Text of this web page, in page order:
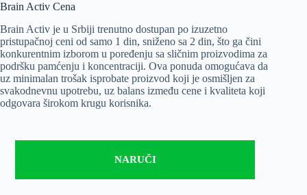
Brain Activ Cena
Brain Activ je u Srbiji trenutno dostupan po izuzetno
pristupačnoj ceni od samo 1 din, sniženo sa 2 din, što ga čini
konkurentnim izborom u poređenju sa sličnim proizvodima za
podršku pamćenju i koncentraciji. Ova ponuda omogućava da
uz minimalan trošak isprobate proizvod koji je osmišljen za
svakodnevnu upotrebu, uz balans između cene i kvaliteta koji
odgovara širokom krugu korisnika.
NARUČI